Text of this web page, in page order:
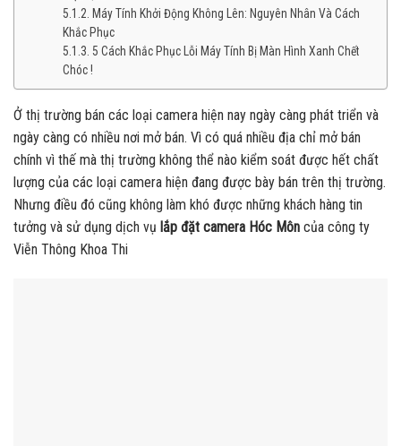
Máy Tính Khởi Động Không Lên: Nguyên Nhân Và Cách
Khắc Phục
5 Cách Khắc Phục Lỗi Máy Tính Bị Màn Hình Xanh Chết
Chóc !
Ở thị trường bán các loại camera hiện nay ngày càng phát triển và
ngày càng có nhiều nơi mở bán. Vì có quá nhiều địa chỉ mở bán
chính vì thế mà thị trường không thể nào kiểm soát được hết chất
lượng của các loại camera hiện đang được bày bán trên thị trường.
Nhưng điều đó cũng không làm khó được những khách hàng tin
tưởng và sử dụng dịch vụ lắp đặt camera Hóc Môn của công ty
Viễn Thông Khoa Thi